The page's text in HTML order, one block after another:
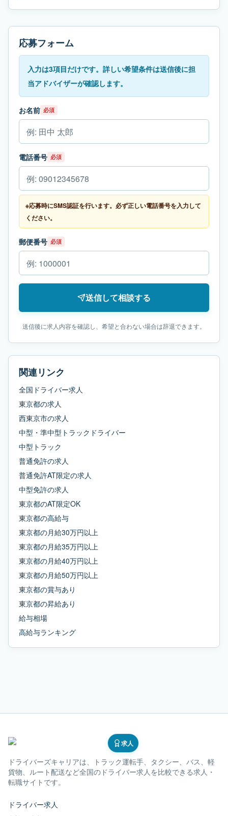
応募フォーム
入力は3項目だけです。詳しい希望条件は送信後に担
当アドバイザーが確認します。
お名前 必須
電話番号 必須
※応募時にSMS認証を行います。必ず正しい電話番号を入力して
ください。
郵便番号 必須
送信して相談する
送信後に求人内容を確認し、希望と合わない場合は辞退できます。
関連リンク
全国ドライバー求人
東京都の求人
西東京市の求人
中型・準中型トラックドライバー
中型トラック
普通免許の求人
普通免許AT限定の求人
中型免許の求人
東京都のAT限定OK
東京都の高給与
東京都の月給30万円以上
東京都の月給35万円以上
東京都の月給40万円以上
東京都の月給50万円以上
東京都の賞与あり
東京都の昇給あり
給与相場
高給与ランキング
求人
ドライバーズキャリアは、トラック運転手、タクシー、バス、軽
貨物、ルート配送など全国のドライバー求人を比較できる求人・
転職サイトです。
ドライバー求人